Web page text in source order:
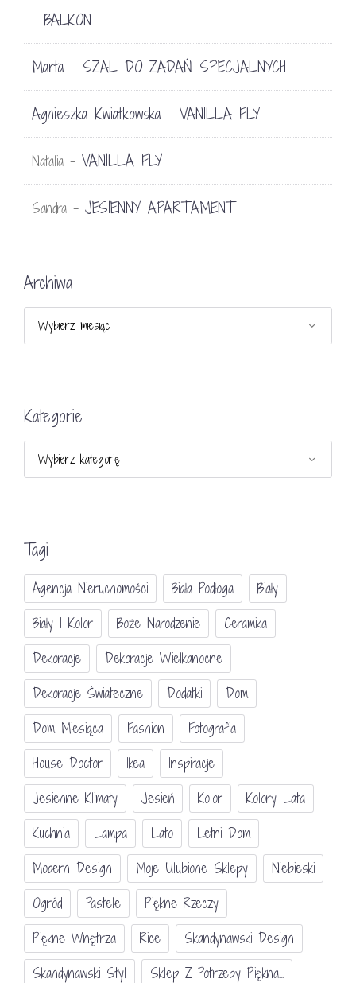
- BALKON
Marta - SZAL DO ZADAŃ SPECJALNYCH
Agnieszka Kwiatkowska - VANILLA FLY
Natalia - VANILLA FLY
Sandra - JESIENNY APARTAMENT
Archiwa
Kategorie
Tagi
Agencja Nieruchomości Biała Podłoga
Biały
Biały I Kolor
Boże Narodzenie
Ceramika
Dekoracje
Dekoracje Wielkanocne
Dekoracje Świateczne
Dodatki
Dom
Dom Miesiąca
Fashion
Fotografia
House Doctor
Ikea
Inspiracje
Jesienne Klimaty
Jesień Kolor
Kolory Lata
Kuchnia
Lampa Lato
Letni Dom
Modern Design
Moje Ulubione Sklepy
Niebieski
Ogród
Pastele
Piękne Rzeczy
Piękne Wnętrza
Rice
Skandynawski Design
Skandynawski Styl
Sklep Z Potrzeby Piękna...